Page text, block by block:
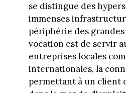
se distingue des
immenses
périphérie des grandes
vocation est de servir
entreprises locales
internationales, la
permettant à un client